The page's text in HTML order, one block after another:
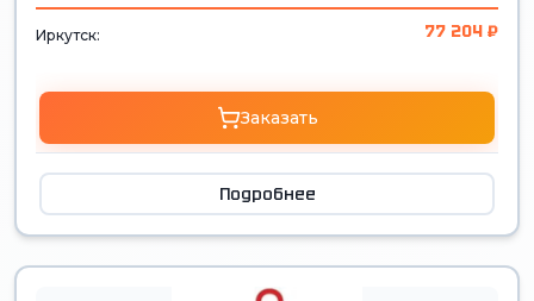
Иркутск: 77 204 ₽
Заказать
Подробнее